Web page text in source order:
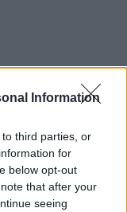
Information
third parties, or
for
below opt-out
that after your
seeing